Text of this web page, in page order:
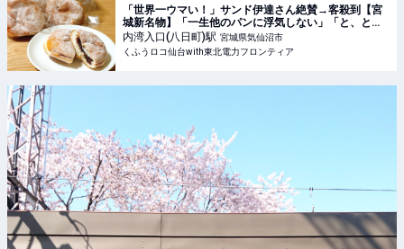
「世界一ウマい！」サンド伊達さん絶賛→客殺到【宮
城新名物】「一生他のパンに浮気しない」「と、とろ
ける♡」大大大大大正解！ | くふうロコ仙台with東北電
力フロンティア
内湾入口(八日町)駅 宮城県気仙沼市
くふうロコ仙台with東北電力フロンティア